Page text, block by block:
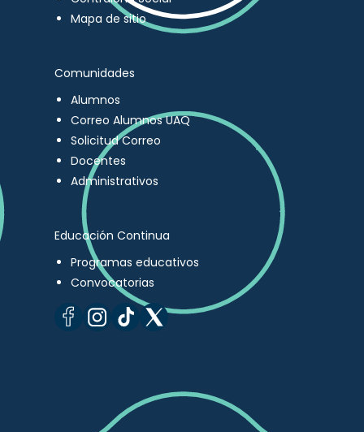
Mapa de sitio
Comunidades
Alumnos
Correo Alumnos UAQ
Solicitud Correo
Docentes
Administrativos
Educación Continua
Programas educativos
Convocatorias